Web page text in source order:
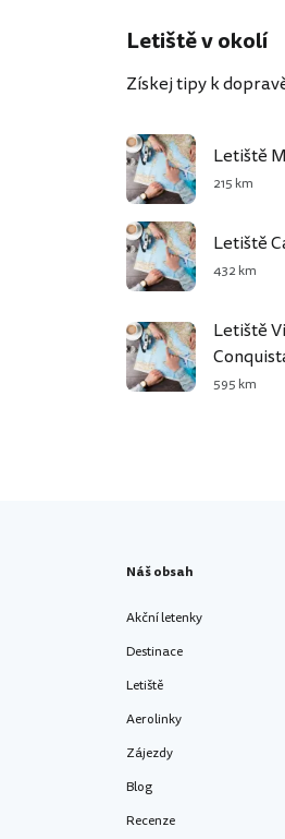
Letiště v okolí
Získej tipy k
Letiště
215 km
Letiště
432 km
Letiště
595 km
Náš obsah
Akční letenky
Destinace
Letiště
Aerolinky
Zájezdy
Blog
Recenze